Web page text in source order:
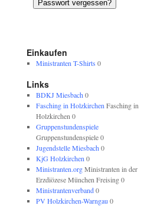
Einkaufen
Ministranten T-Shirts 0
Links
BDKJ Miesbach 0
Fasching in Holzkirchen Fasching in
Holzkirchen 0
Gruppenstundenspiele
Gruppenstundenspiele 0
Jugendstelle Miesbach 0
KjG Holzkirchen 0
Ministranten.orgMinistranten in der
Erzdiözese München Freising 0
Ministrantenverband0
PV Holzkirchen-Warngau 0